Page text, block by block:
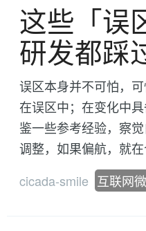
这些「误
研发都踩
误区本身并不可怕，
在误区中；在变化中
鉴一些参考经验，察
调整，如果偏航，就
cicada-smile 互联网